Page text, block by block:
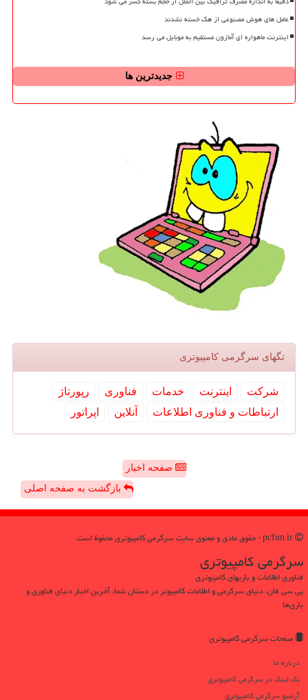
عامل های هوش مصنوعی از هک خسته نشدند
اینترنت ماهواره ای آمازون مستقیم به موبایل می رسد
جدیدترین ها
تگهای سرگرمی كامپیوتری
شركت اینترنت خدمات فناوری
رپورتاژ
ارتباطات و فناوری اطلاعات
آنلاین اپراتور
صفحه اخبار
بازگشت به صفحه اصلی
سرگرمی كامپیوتری
فناوری اطلاعات و بازیهای کامپیوتری
پی سی فان، دنیای سرگرمی و اطلاعات کامپیوتر در دستان شما، آخرین اخبار دنیای فناوری و
بازی‌ها
صفحات سرگرمی كامپیوتری
درباره ما
بک لینک در سرگرمی كامپیوتری
آرشیو سرگرمی كامپیوتری